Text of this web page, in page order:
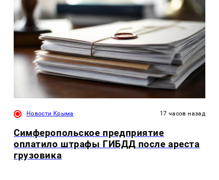
Новости Крыма 17 часов назад
Симферопольское предприятие
оплатило штрафы ГИБДД после ареста
грузовика